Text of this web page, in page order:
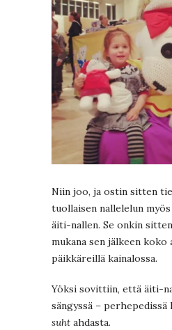
Niin joo, ja ostin sitten
tuollaisen nallelelun
äiti-nallen. Se onkin
mukana sen jälkeen koko
päikkäreillä kainalossa.
Yöksi sovittiin, että äiti-
sängyssä – perhepedissä
suht ahdasta.